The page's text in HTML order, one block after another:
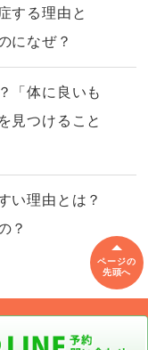
する理由と
になぜ？
「体に良いも
見つけること
い理由とは？
？
ページの
先頭へ